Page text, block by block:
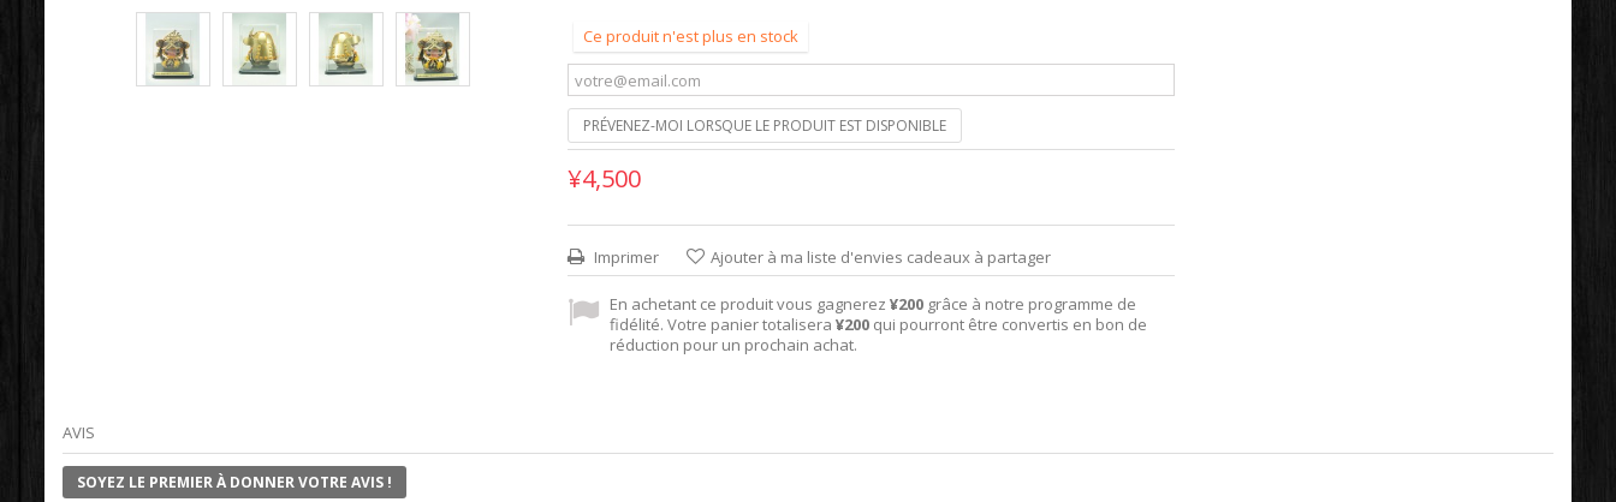
Ce produit n'est plus en stock
PRÉVENEZ-MOI LORSQUE LE PRODUIT EST DISPONIBLE
¥4,500
Imprimer Ajouter à ma liste d'envies cadeaux à partager
En achetant ce produit vous gagnerez ¥200grâce à notre programme de
fidélité. Votre panier totalisera ¥200qui pourront être convertis en bon de
réduction pour un prochain achat.
AVIS
SOYEZ LE PREMIER À DONNER VOTRE AVIS !